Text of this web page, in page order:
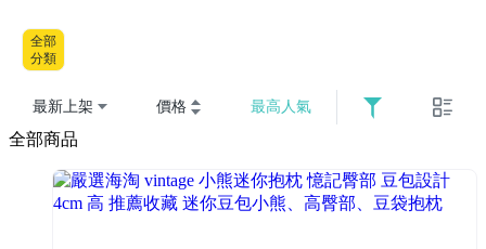
全部
分類
最新上架 價格 最高人氣
全部商品